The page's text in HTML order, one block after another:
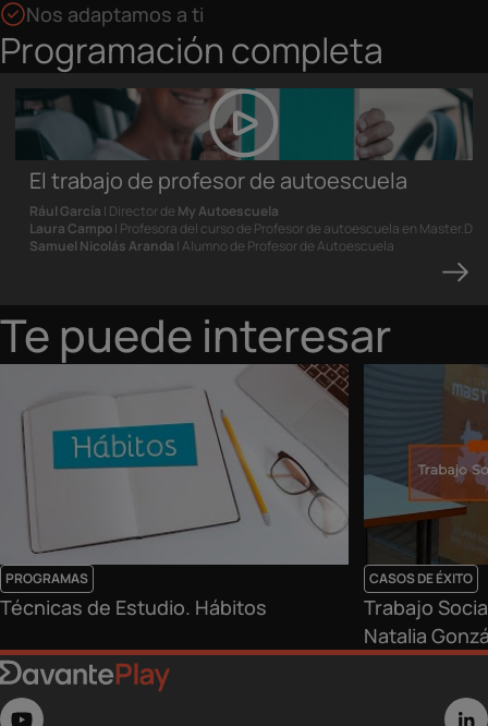
Nos adaptamos a ti
Programación completa
El trabajo de profesor de autoescuela
Rául García | Director de My Autoescuela
Laura Campo| Profesora del curso de Profesor de autoescuela en Master.D
Samuel Nicolás Aranda | Alumno de Profesor de Autoescuela
Te puede interesar
PROGRAMAS
Técnicas de Estudio. Hábitos
CASOS DE ÉXITO
Trabajo
Natalia